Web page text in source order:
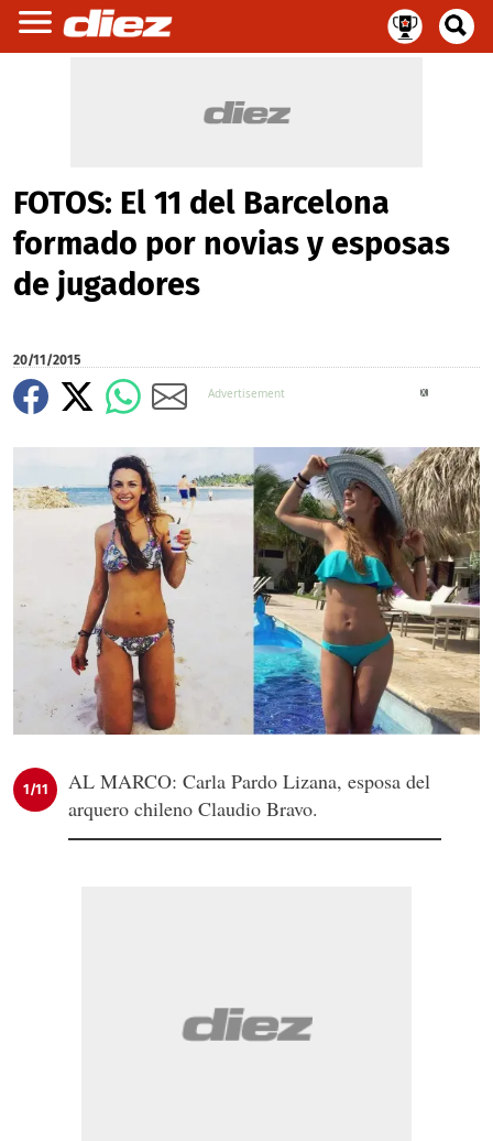
FOTOS: El 11 del Barcelona
formado por novias y esposas
de jugadores
20/11/2015
1/11
AL MARCO: Carla Pardo Lizana, esposa del
arquero chileno Claudio Bravo.
X